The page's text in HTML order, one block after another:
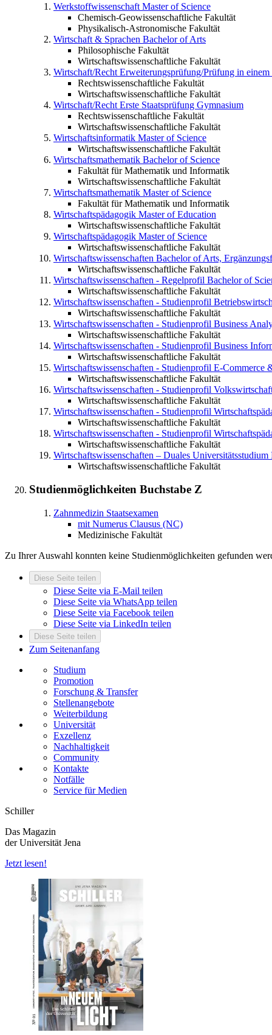
Werkstoffwissenschaft Master of Science
Chemisch-Geowissenschaftliche Fakultät
Physikalisch-Astronomische Fakultät
Wirtschaft & Sprachen Bachelor of Arts
Philosophische Fakultät
Wirtschaftswissenschaftliche Fakultät
Wirtschaft/Recht Erweiterungsprüfung/Prüfung in
Rechtswissenschaftliche Fakultät
Wirtschaftswissenschaftliche Fakultät
Wirtschaft/Recht Erste Staatsprüfung Gymnasium
Rechtswissenschaftliche Fakultät
Wirtschaftswissenschaftliche Fakultät
Wirtschaftsinformatik Master of Science
Wirtschaftswissenschaftliche Fakultät
Wirtschaftsmathematik Bachelor of Science
Fakultät für Mathematik und Informatik
Wirtschaftswissenschaftliche Fakultät
Wirtschaftsmathematik Master of Science
Fakultät für Mathematik und Informatik
Wirtschaftspädagogik Master of Education
Wirtschaftswissenschaftliche Fakultät
Wirtschaftspädagogik Master of Science
Wirtschaftswissenschaftliche Fakultät
Wirtschaftswissenschaften Bachelor of Arts,
Wirtschaftswissenschaftliche Fakultät
Wirtschaftswissenschaften - Regelprofil Bachelor of
Wirtschaftswissenschaftliche Fakultät
Wirtschaftswissenschaften - Studienprofil
Wirtschaftswissenschaftliche Fakultät
Wirtschaftswissenschaften - Studienprofil Business
Wirtschaftswissenschaftliche Fakultät
Wirtschaftswissenschaften - Studienprofil Business
Wirtschaftswissenschaftliche Fakultät
Wirtschaftswissenschaften - Studienprofil E-
Wirtschaftswissenschaftliche Fakultät
Wirtschaftswissenschaften - Studienprofil
Wirtschaftswissenschaftliche Fakultät
Wirtschaftswissenschaften - Studienprofil
Wirtschaftswissenschaftliche Fakultät
Wirtschaftswissenschaften - Studienprofil
Wirtschaftswissenschaftliche Fakultät
Wirtschaftswissenschaften – Duales Universitätsstudium
Wirtschaftswissenschaftliche Fakultät
Studienmöglichkeiten Buchstabe Z
Zahnmedizin Staatsexamen
mit Numerus Clausus (NC)
Medizinische Fakultät
Zu Ihrer Auswahl konnten keine Studienmöglichkeiten gefunden
Diese Seite teilen
Diese Seite via E-Mail teilen
Diese Seite via WhatsApp teilen
Diese Seite via Facebook teilen
Diese Seite via LinkedIn teilen
Diese Seite teilen
Zum Seitenanfang
Studium
Promotion
Forschung & Transfer
Stellenangebote
Weiterbildung
Universität
Exzellenz
Nachhaltigkeit
Community
Kontakte
Notfälle
Service für Medien
Schiller
Das Magazin
der Universität Jena
Jetzt lesen!